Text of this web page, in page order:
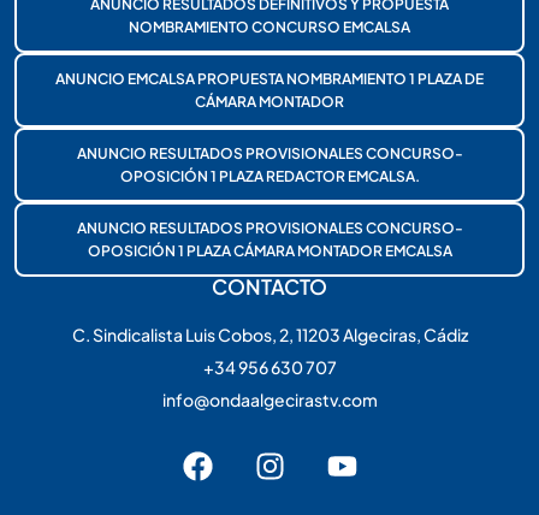
ANUNCIO RESULTADOS DEFINITIVOS Y PROPUESTA
NOMBRAMIENTO CONCURSO EMCALSA
ANUNCIO EMCALSA PROPUESTA NOMBRAMIENTO 1 PLAZA DE
CÁMARA MONTADOR
ANUNCIO RESULTADOS PROVISIONALES CONCURSO-
OPOSICIÓN 1 PLAZA REDACTOR EMCALSA.
ANUNCIO RESULTADOS PROVISIONALES CONCURSO-
OPOSICIÓN 1 PLAZA CÁMARA MONTADOR EMCALSA
CONTACTO
C. Sindicalista Luis Cobos, 2, 11203 Algeciras, Cádiz
+34 956 630 707
info@ondaalgecirastv.com